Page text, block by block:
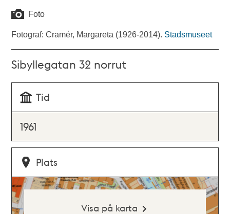
Foto
Fotograf: Cramér, Margareta (1926-2014). Stadsmuseet
Sibyllegatan 32 norrut
Tid
1961
Plats
Visa på karta